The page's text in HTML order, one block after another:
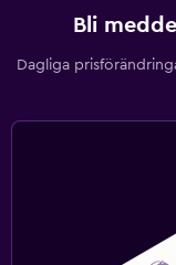
Bli
Dagliga